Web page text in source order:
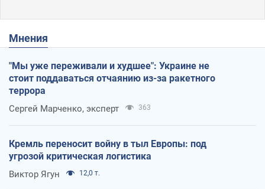
Мнения
"Мы уже переживали и худшее": Украине не
стоит поддаваться отчаянию из-за ракетного
террора
Сергей Марченко, эксперт 363
Кремль переносит войну в тыл Европы: под
угрозой критическая логистика
Виктор Ягун 12,0 т.